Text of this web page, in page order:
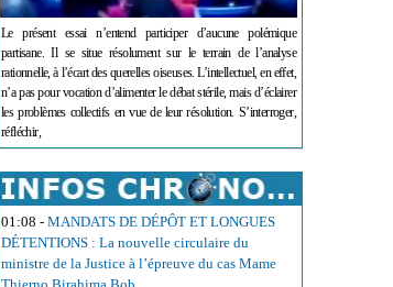
Le présent essai n’entend participer d’aucune polémique
partisane. Il se situe résolument sur le terrain de l’analyse
rationnelle, à l’écart des querelles oiseuses. L’intellectuel, en effet,
n’a pas pour vocation d’alimenter le débat stérile, mais d’éclairer
les problèmes collectifs en vue de leur résolution. S’interroger,
réfléchir,
01:08 - MANDATS DE DÉPÔT ET LONGUES
DÉTENTIONS : La nouvelle circulaire du
ministre de la Justice à l’épreuve du cas Mame